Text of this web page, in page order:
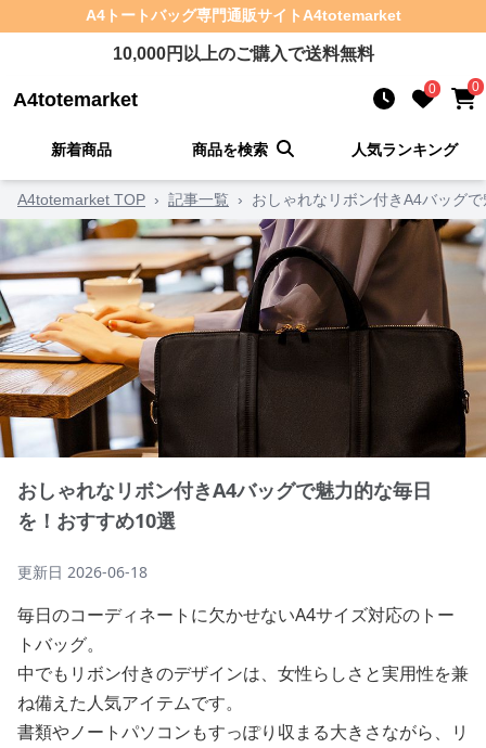
A4トートバッグ専門通販サイト A4totemarket
10,000円以上のご購入で送料無料
A4totemarket 0 0
新着商品 商品を検索 人気ランキング
A4totemarket TOP › 記事一覧 › おしゃれなリボン付きA4バッグ
おしゃれなリボン付きA4バッグで魅力的な毎日
を！おすすめ10選
更新日 2026-06-18
毎日のコーディネートに欠かせないA4サイズ対応のトー
トバッグ。
中でもリボン付きのデザインは、女性らしさと実用性を兼
ね備えた人気アイテムです。
書類やノートパソコンもすっぽり収まる大きさながら、リ